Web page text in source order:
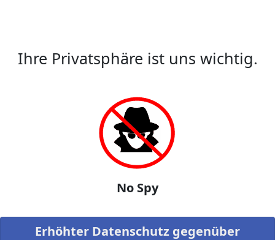
Ihre Privatsphäre ist uns wichtig.
No Spy
Erhöhter Datenschutz gegenüber